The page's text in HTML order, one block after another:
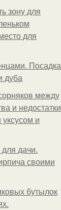
зону для
для
Посадка
дуба
между
и недостатки
и
дачи.
своими
бутылок